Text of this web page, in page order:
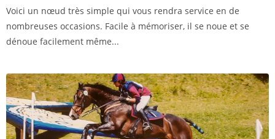
Voici un nœud très simple qui vous rendra service en de
nombreuses occasions. Facile à mémoriser, il se noue et se
dénoue facilement même...